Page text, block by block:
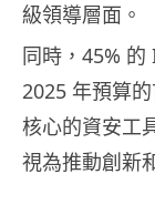
級領導層面。
同時，45% 的
2025 年預算
核心的資安工
視為推動創新